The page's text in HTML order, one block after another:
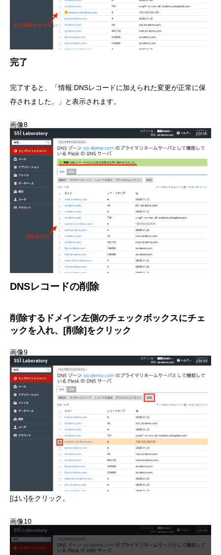
完了
完了すると、「情報:DNSレコードに加えられた変更が正常に保
存されました。」と表示されます。
画像8
DNSレコードの削除
削除するドメイン左側のチェックボックスにチェ
ックを入れ、[削除]をクリック
画像9
[はい]をクリック。
画像10